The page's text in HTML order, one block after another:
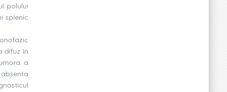
polului
splenic
difuz în
a